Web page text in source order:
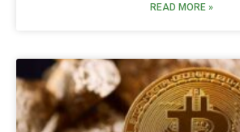
READ MORE »